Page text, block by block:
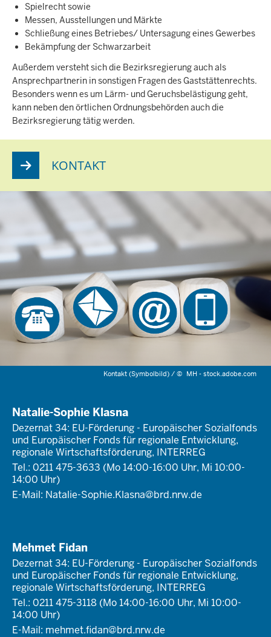
Spielrecht sowie
Messen, Ausstellungen und Märkte
Schließung eines Betriebes/ Untersagung eines Gewerbes
Bekämpfung der Schwarzarbeit
Außerdem versteht sich die Bezirksregierung auch als
Ansprechpartnerin in sonstigen Fragen des Gaststättenrechts.
Besonders wenn es um Lärm- und Geruchsbelästigung geht,
kann neben den örtlichen Ordnungsbehörden auch die
Bezirksregierung tätig werden.
KONTAKT
Kontakt (Symbolbild) /© MH - stock.adobe.com
Natalie-Sophie Klasna
Dezernat 34: EU-Förderung - Europäischer Sozialfonds
und Europäischer Fonds für regionale Entwicklung,
regionale Wirtschaftsförderung, INTERREG
Tel.: 0211 475-3633 (Mo 14:00-16:00 Uhr, Mi 10:00-
14:00 Uhr)
E-Mail: Natalie-Sophie.Klasna@brd.nrw.de
Mehmet Fidan
Dezernat 34: EU-Förderung - Europäischer Sozialfonds
und Europäischer Fonds für regionale Entwicklung,
regionale Wirtschaftsförderung, INTERREG
Tel.: 0211 475-3118 (Mo 14:00-16:00 Uhr, Mi 10:00-
14:00 Uhr)
E-Mail: mehmet.fidan@brd.nrw.de